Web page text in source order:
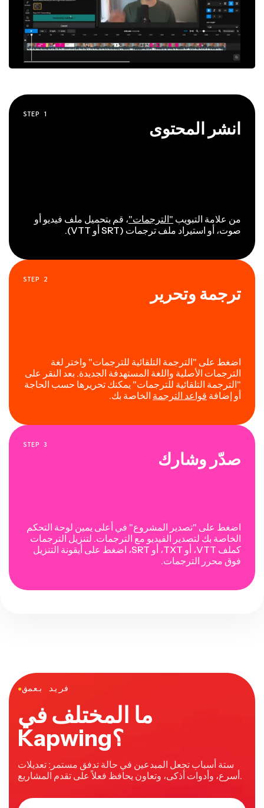
STEP 1
انشر المحتوى
من علامة التبويب "الترجمات"، قم بتحميل ملف فيديو أو
صوت، أو استيراد ملف ترجمات (SRT أو VTT).
STEP 2
ترجمة وتحرير
اضغط على "الترجمة التلقائية للترجمات" واختر لغة
الترجمات الأصلية واللغة المستهدفة الجديدة. بعد النقر على
"الترجمة التلقائية للترجمات" يمكنك تحريرها حسب الحاجة
أو إضافة قواعد الترجمة الخاصة بك.
STEP 3
صدّر وشارك
اضغط على "تصدير المشروع" في أعلى يمين لوحة التحكم
الخاصة بك لتصدير الفيديو مع الترجمات. لتنزيل الترجمات
كملف VTT، أو TXT، أو SRT، اضغط على أيقونة التنزيل
فوق محرر الترجمات.
●فريد بعمق
ما المختلف في
Kapwing؟
ستة أسباب تجعل المبدعين في حالة تدفق مستمر: تعديلات
أسرع، وأدوات أذكى، وتعاون يحافظ فعلاً على تقدم المشاريع.